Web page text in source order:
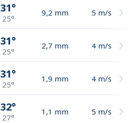
31°
25°
9,2 mm 5 m/s
31°
25°
2,7 mm 4 m/s
31°
25°
1,9 mm 4 m/s
32°
27°
1,1 mm 5 m/s